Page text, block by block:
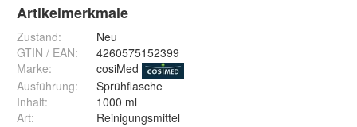
Artikelmerkmale
Zustand:
Neu
GTIN / EAN:
4260575152399
Marke:
cosiMed
Ausführung:
Sprühflasche
Inhalt:
1000 ml
Art: Reinigungsmittel